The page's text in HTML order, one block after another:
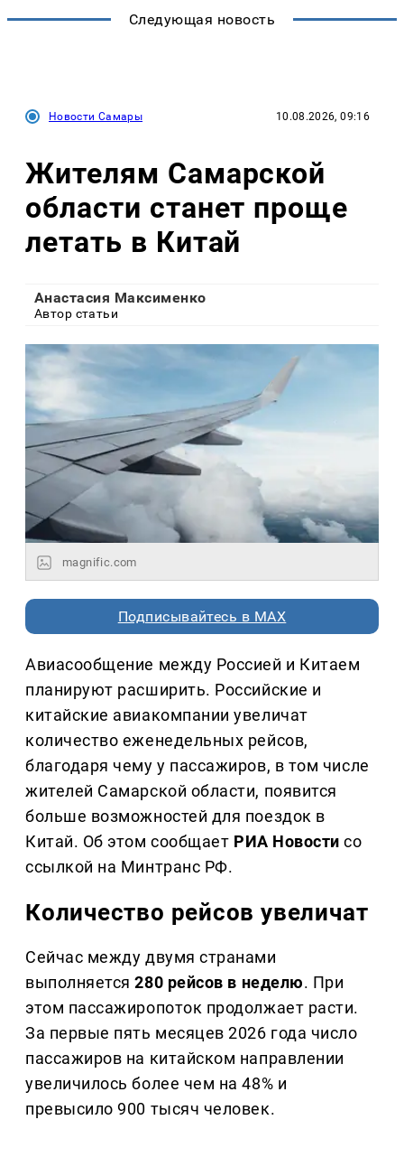
Следующая новость
Новости Самары 10.08.2026, 09:16
Жителям Самарской
области станет проще
летать в Китай
Анастасия Максименко
Автор статьи
magnific.com
Подписывайтесь в MAX
Авиасообщение между Россией и Китаем
планируют расширить. Российские и
китайские авиакомпании увеличат
количество еженедельных рейсов,
благодаря чему у пассажиров, в том числе
жителей Самарской области, появится
больше возможностей для поездок в
Китай. Об этом сообщает РИА Новости со
ссылкой на Минтранс РФ.
Количество рейсов увеличат
Сейчас между двумя странами
выполняется280 рейсов в неделю. При
этом пассажиропоток продолжает расти.
За первые пять месяцев 2026 года число
пассажиров на китайском направлении
увеличилось более чем на 48% и
превысило 900 тысяч человек.